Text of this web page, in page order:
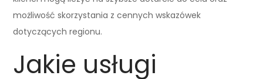
możliwość skorzystania z cennych wskazówek
dotyczących regionu.
Jakie usługi